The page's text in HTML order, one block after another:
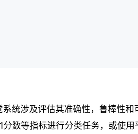
统涉及评估其准确性，鲁棒性
分数等指标进行分类任务，或使用